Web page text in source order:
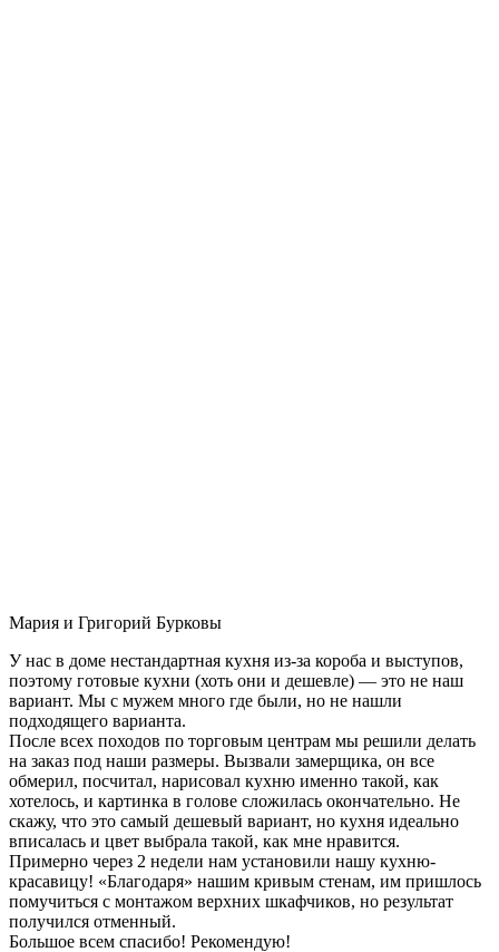
Мария и Григорий Бурковы
У нас в доме нестандартная кухня из-за короба и выступов,
поэтому готовые кухни (хоть они и дешевле) — это не наш
вариант. Мы с мужем много где были, но не нашли
подходящего варианта.
После всех походов по торговым центрам мы решили делать
на заказ под наши размеры. Вызвали замерщика, он все
обмерил, посчитал, нарисовал кухню именно такой, как
хотелось, и картинка в голове сложилась окончательно. Не
скажу, что это самый дешевый вариант, но кухня идеально
вписалась и цвет выбрала такой, как мне нравится.
Примерно через 2 недели нам установили нашу кухню-
красавицу! «Благодаря» нашим кривым стенам, им пришлось
помучиться с монтажом верхних шкафчиков, но результат
получился отменный.
Большое всем спасибо! Рекомендую!